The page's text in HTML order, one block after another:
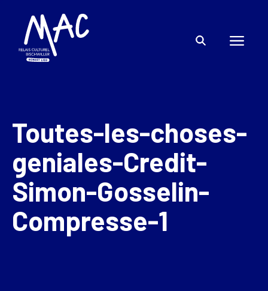
Toutes-les-choses-
geniales-Credit-
Simon-Gosselin-
Compresse-1